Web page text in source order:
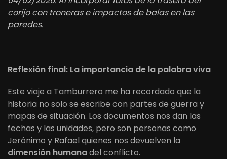
corijo con troneras e impactos de balas en las
paredes.
Reflexión final: La importancia de la palabra viva
Este viaje a Tamburrero me ha recordado que la
historia no solo se escribe con partes de guerra y
mapas de situación. Los documentos nos dan las
fechas y las unidades, pero son personas como
Jerónimo y Rafael quienes nos devuelven la
dimensión humanadel conflicto.